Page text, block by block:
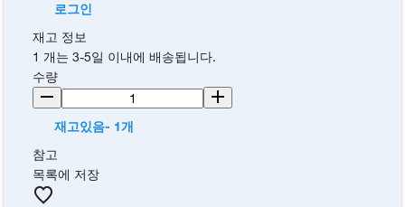
로그인
재고 정보
1 개는 3-5일 이내에 배송됩니다.
수량
재고있음- 1개
참고
목록에 저장